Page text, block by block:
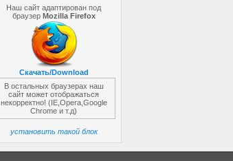
Наш сайт адаптирован под
браузер Mozilla Firefox
Скачать/Download
В остальных браузерах наш
сайт может отображаться
некорректно! (IE,Opera,Google
Chrome и т.д)
установить такой блок